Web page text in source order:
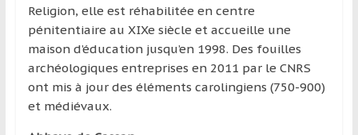
Religion, elle est réhabilitée en centre
pénitentiaire au XIXe siècle et accueille une
maison d’éducation jusqu’en 1998. Des fouilles
archéologiques entreprises en 2011 par le CNRS
ont mis à jour des éléments carolingiens (750-900)
et médiévaux.